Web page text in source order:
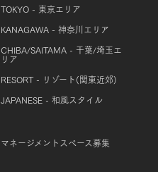
TOKYO - 東京エリア
KANAGAWA - 神奈川エリア
CHIBA/SAITAMA - 千葉/埼玉エ
リア
RESORT - リゾート(関東近郊)
JAPANESE - 和風スタイル
マネージメントスペース募集